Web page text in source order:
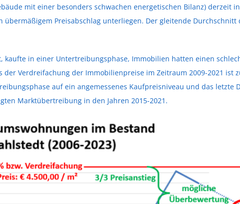
mit einer besonders schwachen energetischen Bilanz) derzeit
Preisabschlag unterliegen. Der gleitende Durchschnitt
in einer Untertreibungsphase, Immobilien hatten einen
Verdreifachung der Immobilienpreise im Zeitraum 2009-2021 ist
auf ein angemessenes Kaufpreisniveau und das letzte
Marktübertreibung in den Jahren 2015-2021.